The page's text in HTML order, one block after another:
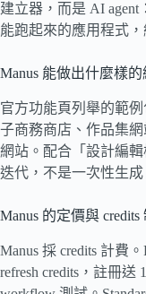
建立器，而是 AI
能跑起來的應用程式
Manus 能做出什麼樣的
官方功能頁列舉的範
子商務商店、作品集
網站。配合「設計編
迭代，不是一次性生成
Manus 的定價與 credits
Manus 採 credits 計費
refresh credits，註冊送